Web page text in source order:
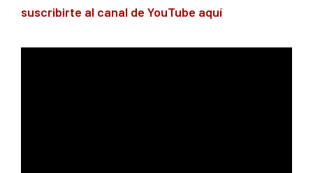
suscribirte al canal de YouTube aquí